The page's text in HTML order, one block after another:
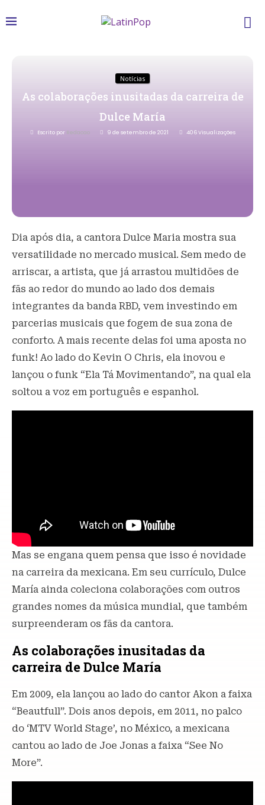
Notícias
As colaborações inusitadas da carreira de
Dulce María
Escrito por Redacao 9 de setembro de 2021 406Visualizações
Dia após dia, a cantora Dulce Maria mostra sua
versatilidade no mercado musical. Sem medo de
arriscar, a artista, que já arrastou multidões de
fãs ao redor do mundo ao lado dos demais
integrantes da banda RBD, vem investindo em
parcerias musicais que fogem de sua zona de
conforto. A mais recente delas foi uma aposta no
funk! Ao lado do Kevin O Chris, ela inovou e
lançou o funk “Ela Tá Movimentando”, na qual ela
soltou a voz em português e espanhol.
Mas se engana quem pensa que isso é novidade
na carreira da mexicana. Em seu currículo, Dulce
María ainda coleciona colaborações com outros
grandes nomes da música mundial, que também
surpreenderam os fãs da cantora.
As colaborações inusitadas da
carreira de Dulce María
Em 2009, ela lançou ao lado do cantor Akon a faixa
“Beautfull”. Dois anos depois, em 2011, no palco
do ‘MTV World Stage’, no México, a mexicana
cantou ao lado de Joe Jonas a faixa “See No
More”.